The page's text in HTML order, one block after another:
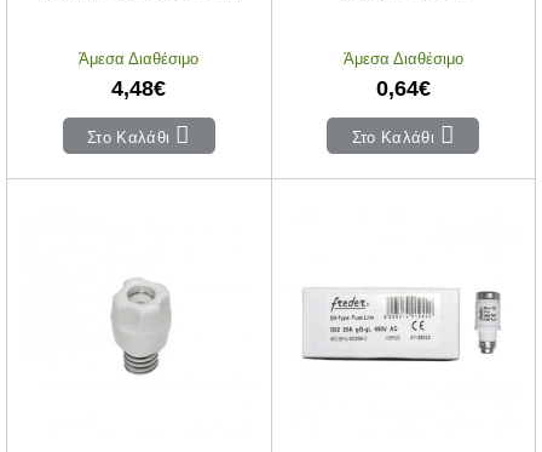
Άμεσα Διαθέσιμο
4,48€
Στο Καλάθι
Άμεσα Διαθέσιμο
0,64€
Στο Καλάθι